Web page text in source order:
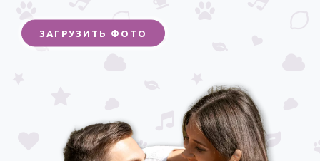
Юбилей
Календарь праздников
ЗАГРУЗИТЬ ФОТО